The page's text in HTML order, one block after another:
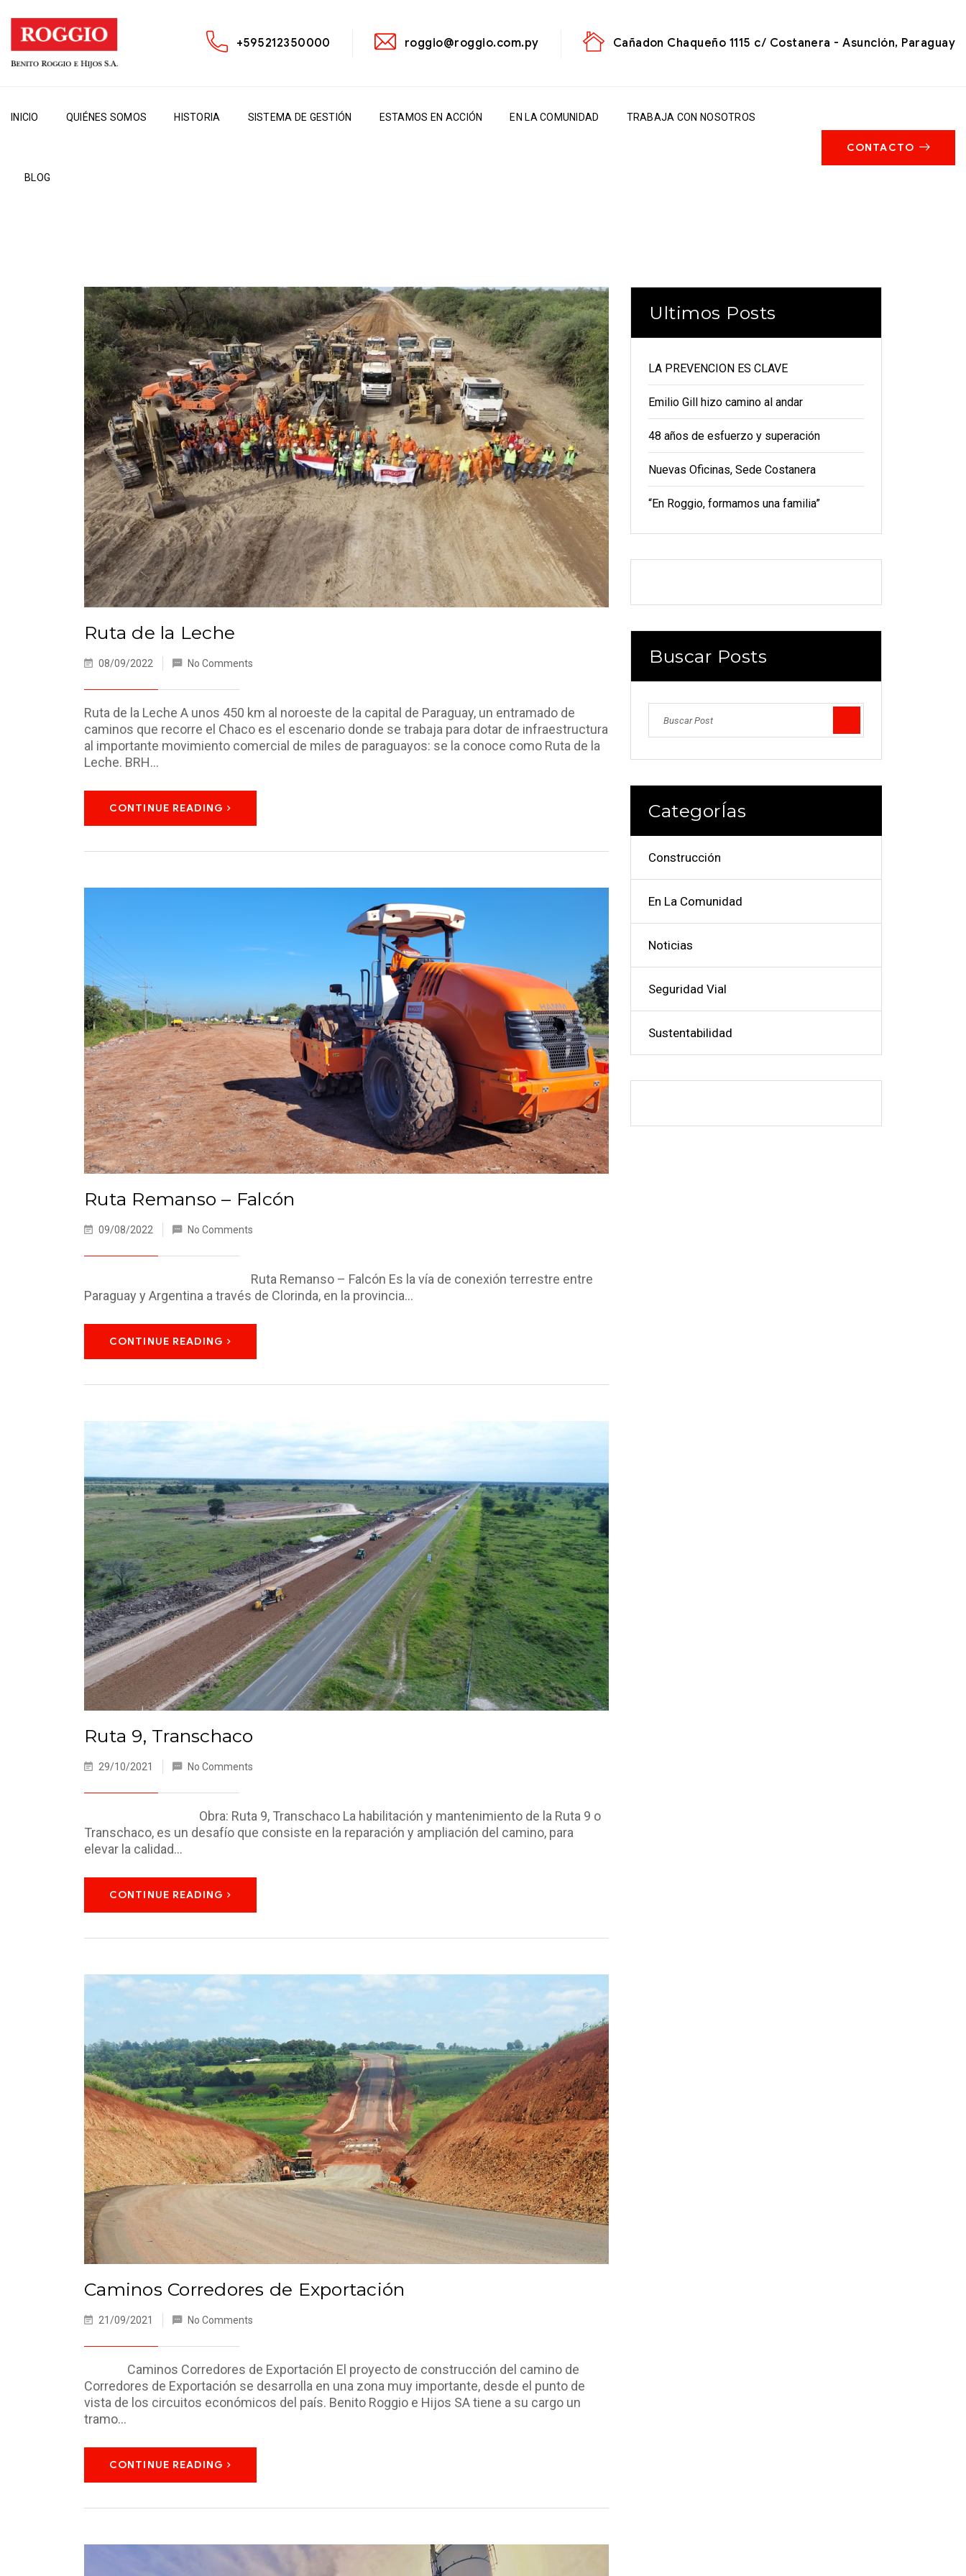
+595212350000 roggio@roggio.com.py Cañadon Chaqueño 1115 c/ Costanera - Asunción, Paraguay
INICIO QUIÉNES SOMOS HISTORIA SISTEMA DE GESTIÓN ESTAMOS EN ACCIÓN EN LA COMUNIDAD TRABAJA CON NOSOTROS
BLOG
CONTACTO
Ruta de la Leche
08/09/2022 No Comments
Ruta de la Leche A unos 450 km al noroeste de la capital de Paraguay, un entramado de
caminos que recorre el Chaco es el escenario donde se trabaja para dotar de infraestructura
al importante movimiento comercial de miles de paraguayos: se la conoce como Ruta de la
Leche. BRH…
CONTINUE READING
Ruta Remanso – Falcón
09/08/2022 No Comments
Ruta Remanso – Falcón Es la vía de conexión terrestre entre
Paraguay y Argentina a través de Clorinda, en la provincia…
CONTINUE READING
Ruta 9, Transchaco
29/10/2021 No Comments
Obra: Ruta 9, Transchaco La habilitación y mantenimiento de la Ruta 9 o
Transchaco, es un desafío que consiste en la reparación y ampliación del camino, para
elevar la calidad…
CONTINUE READING
Caminos Corredores de Exportación
21/09/2021 No Comments
Caminos Corredores de Exportación El proyecto de construcción del camino de
Corredores de Exportación se desarrolla en una zona muy importante, desde el punto de
vista de los circuitos económicos del país. Benito Roggio e Hijos SA tiene a su cargo un
tramo…
CONTINUE READING
Ultimos Posts
LA PREVENCION ES CLAVE
Emilio Gill hizo camino al andar
48 años de esfuerzo y superación
Nuevas Oficinas, Sede Costanera
“En Roggio, formamos una familia”
Buscar Posts
CategorÍas
Construcción
En La Comunidad
Noticias
Seguridad Vial
Sustentabilidad